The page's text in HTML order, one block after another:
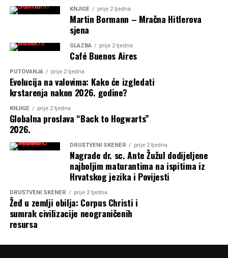
KNJIGE prije 2 tjedna
Martin Bormann – Mračna Hitlerova
sjena
GLAZBA prije 2 tjedna
Café Buenos Aires
PUTOVANJA prije 2 tjedna
Evolucija na valovima: Kako će izgledati
krstarenja nakon 2026. godine?
KNJIGE prije 2 tjedna
Globalna proslava “Back to Hogwarts”
2026.
DRUŠTVENI SKENER prije 2 tjedna
Nagrade dr. sc. Ante Žužul dodijeljene
najboljim maturantima na ispitima iz
Hrvatskog jezika i Povijesti
DRUŠTVENI SKENER prije 2 tjedna
Žeđ u zemlji obilja: Corpus Christi i
sumrak civilizacije neograničenih
resursa